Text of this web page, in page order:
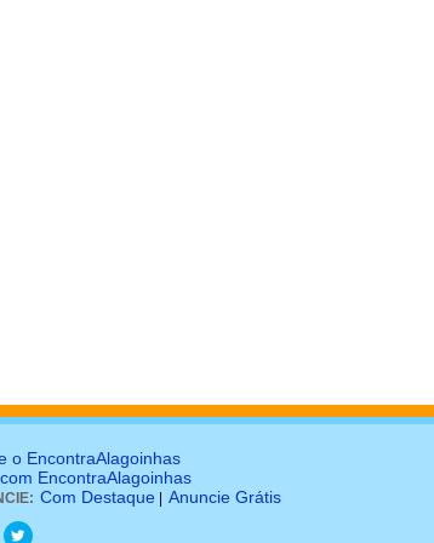
o EncontraAlagoinhas
EncontraAlagoinhas
Com Destaque Anuncie Grátis